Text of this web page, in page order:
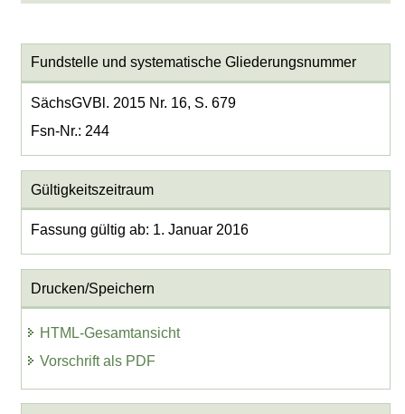
Fundstelle und systematische Gliederungsnummer
SächsGVBl. 2015 Nr. 16, S. 679
Fsn-Nr.: 244
Gültigkeitszeitraum
Fassung gültig ab: 1. Januar 2016
Drucken/Speichern
HTML-Gesamtansicht
Vorschrift als PDF